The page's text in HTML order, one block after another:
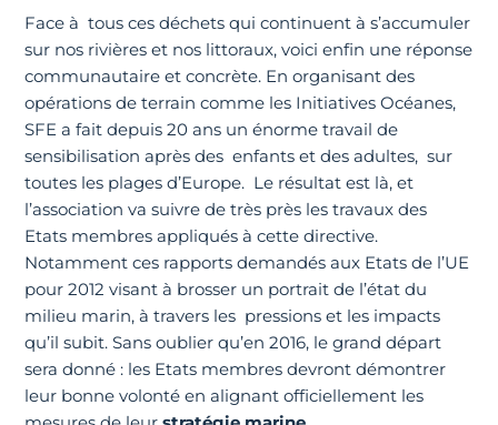
Face à tous ces déchets qui continuent à s’accumuler
sur nos rivières et nos littoraux, voici enfin une réponse
communautaire et concrète. En organisant des
opérations de terrain comme les Initiatives Océanes,
SFE a fait depuis 20 ans un énorme travail de
sensibilisation après des enfants et des adultes, sur
toutes les plages d’Europe. Le résultat est là, et
l’association va suivre de très près les travaux des
Etats membres appliqués à cette directive.
Notamment ces rapports demandés aux Etats de l’UE
pour 2012 visant à brosser un portrait de l’état du
milieu marin, à travers les pressions et les impacts
qu’il subit. Sans oublier qu’en 2016, le grand départ
sera donné : les Etats membres devront démontrer
leur bonne volonté en alignant officiellement les